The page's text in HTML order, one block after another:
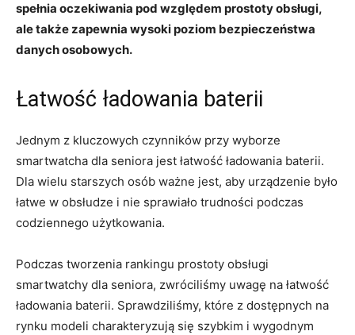
spełnia oczekiwania pod względem prostoty obsługi,⁢
ale⁤ także zapewnia wysoki poziom⁤ bezpieczeństwa
danych osobowych.
Łatwość ładowania baterii
Jednym z kluczowych czynników przy wyborze
smartwatcha dla seniora jest łatwość ​ładowania baterii.
Dla wielu starszych osób ważne jest, ⁢aby urządzenie było‌
łatwe w⁢ obsłudze ‍i nie sprawiało ​trudności podczas
codziennego użytkowania.
Podczas ⁢tworzenia rankingu prostoty obsługi
smartwatchy dla seniora, zwróciliśmy uwagę na łatwość
ładowania baterii. Sprawdziliśmy, które z dostępnych na
rynku modeli charakteryzują⁤ się⁤ szybkim i wygodnym